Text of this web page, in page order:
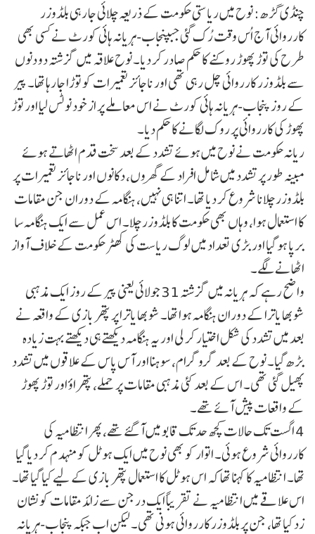
چنڈی گڑھ: نوح میں ریاستی حکومت کے ذریعہ چلائی جا رہی بلڈوزر
کارروائی آج اُس وقت رُک گئی جبپنجاب-ہریانہ ہائی کورٹ نے کسی بھی
طرح کی توڑ پھوڑ روکنے کا حکم صادر کر دیا۔ نوح علاقہ میں گزشتہ دو دنوں
سے بلڈوزر کارروائی چل رہی تھی اور ناجائز تعمیرات کو توڑا جا رہا تھا۔ پیر
کے روز پنجاب-ہریانہ ہائی کورٹ نے اس معاملے پر از خود نوٹس لیا اور توڑ
پھوڑ کی کارروائی پر روک لگانے کا حکم دیا۔
ریانہ حکومت نے نوح میں ہوئے تشدد کے بعد سخت قدم اٹھاتے ہوئے
مبینہ طور پر تشدد میں شامل افراد کے گھروں، دکانوں اور ناجائز تعمیرات پر
بلڈوزر چلانا شروع کر دیا تھا۔ اتنا ہی نہیں، ہنگامہ کے دوران جن مقامات
کا استعمال ہوا، وہاں بھی حکومت کا بلڈوزر چلا۔ اس عمل سے ایک ہنگامہ سا
برپا ہو گیا اور بڑی تعداد میں لوگ ریاست کی کھٹر حکومت کے خلاف آواز
اٹھانے لگے۔
واضح رہے کہ ہریانہ میں گزشتہ 31 جولائی یعنی پیر کے روز ایک مذہبی
شوبھا یاترا کے دوران ہنگامہ ہوا تھا۔ شوبھا یاترا پر پتھر بازی کے واقعہ نے
بعد میں تشدد کی شکل اختیار کر لی اور یہ ہنگامہ دیکھتے ہی دیکھتے بہت زیادہ
بڑھ گیا۔ نوح کے بعد گروگرام، سوہنا اور آس پاس کے علاقوں میں تشدد
پھیل گئی تھی۔ اس کے بعد کئی مذہبی مقامات پر حملے، پتھراؤ اور توڑ پھوڑ
کے واقعات پیش آئے تھے۔
4 اگست تک حالات کچھ حد تک قابو میں آ گئے تھے، پھر انتظامیہ کی
کارروائی شروع ہوئی۔ اتوار کو بھی نوح میں ایک ہوٹل کو منہدم کر دیا گیا
تھا۔ انتظامیہ کا کہنا تھا کہ اس ہوٹل کا استعمال پتھر بازی کے لیے کیا گیا تھا۔
اس علاقے میں انتظامیہ نے تقریباً ایک درجن سے زائد مقامات کو نشان
زد کیا تھا، جن پر بلڈوزر کارروائی ہونی تھی۔ لیکن اب جبکہ پنجاب-ہریانہ